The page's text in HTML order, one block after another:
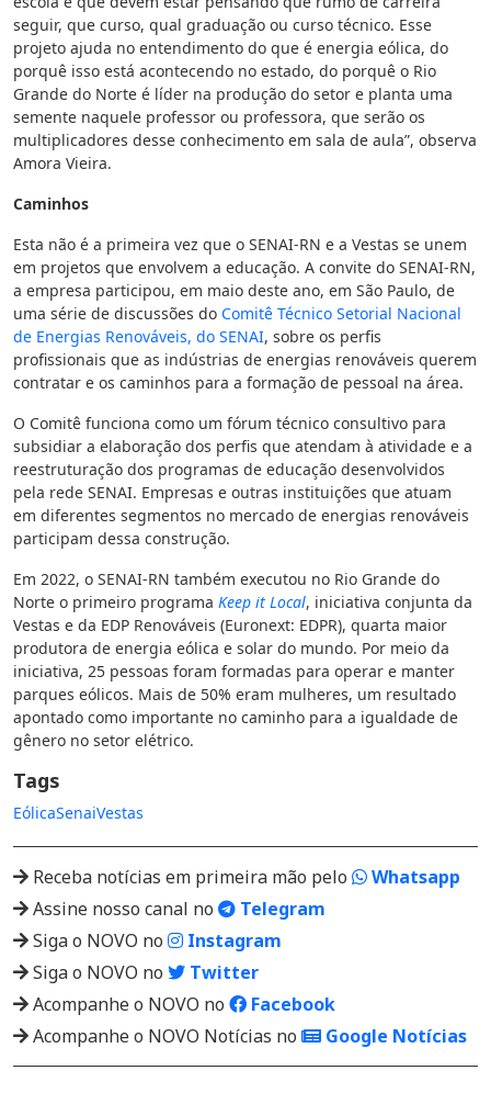
seguir, que curso, qual graduação ou curso técnico. Esse
projeto ajuda no entendimento do que é energia eólica, do
porquê isso está acontecendo no estado, do porquê o Rio
Grande do Norte é líder na produção do setor e planta uma
semente naquele professor ou professora, que serão os
multiplicadores desse conhecimento em sala de aula”, observa
Amora Vieira.
Caminhos
Esta não é a primeira vez que o SENAI-RN e a Vestas se unem
em projetos que envolvem a educação. A convite do SENAI-RN,
a empresa participou, em maio deste ano, em São Paulo, de
uma série de discussões do Comitê Técnico Setorial Nacional
de Energias Renováveis, do SENAI, sobre os perfis
profissionais que as indústrias de energias renováveis querem
contratar e os caminhos para a formação de pessoal na área.
O Comitê funciona como um fórum técnico consultivo para
subsidiar a elaboração dos perfis que atendam à atividade e a
reestruturação dos programas de educação desenvolvidos
pela rede SENAI. Empresas e outras instituições que atuam
em diferentes segmentos no mercado de energias renováveis
participam dessa construção.
Em 2022, o SENAI-RN também executou no Rio Grande do
Norte o primeiro programa Keep it Local, iniciativa conjunta da
Vestas e da EDP Renováveis (Euronext: EDPR), quarta maior
produtora de energia eólica e solar do mundo. Por meio da
iniciativa, 25 pessoas foram formadas para operar e manter
parques eólicos. Mais de 50% eram mulheres, um resultado
apontado como importante no caminho para a igualdade de
gênero no setor elétrico.
Tags
EólicaSenaiVestas
Receba notícias em primeira mão pelo
Whatsapp
Assine nosso canal no
Telegram
Siga o NOVO no
Instagram
Siga o NOVO no
Twitter
Acompanhe o NOVO no
Facebook
Acompanhe o NOVO Notícias no
Google Notícias